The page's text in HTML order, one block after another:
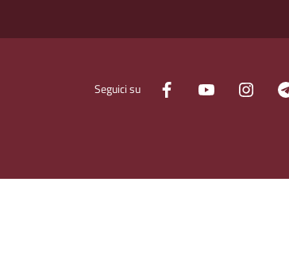
Seguici su